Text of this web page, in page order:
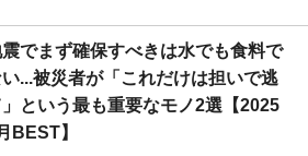
でまず確保すべきは水でも食料で
い...被災者が「これだけは担いで逃
という最も重要なモノ2選【2025
BEST】